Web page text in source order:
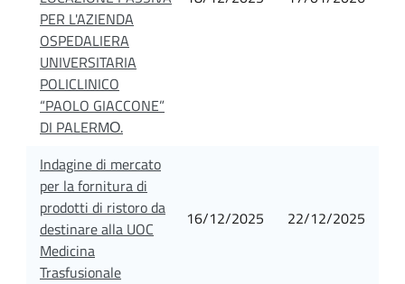
PER L'AZIENDA
OSPEDALIERA
UNIVERSITARIA
POLICLINICO
“PAOLO GIACCONE”
DI PALERMО.
Indagine di mercato
per la fornitura di
prodotti di ristoro da
destinare alla UOC
Medicina
Trasfusionale
16/12/2025 22/12/2025